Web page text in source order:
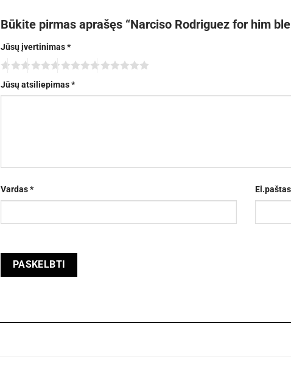
Būkite pirmas aprašęs “Narciso Rodriguez for him
Jūsų įvertinimas*
Jūsų atsiliepimas*
Vardas* El.paštas